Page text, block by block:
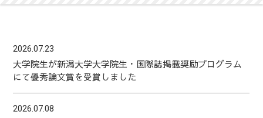
2026.07.23
大学院生が新潟大学大学院生・国際誌掲載奨励プログラム
にて優秀論文賞を受賞しました
2026.07.08